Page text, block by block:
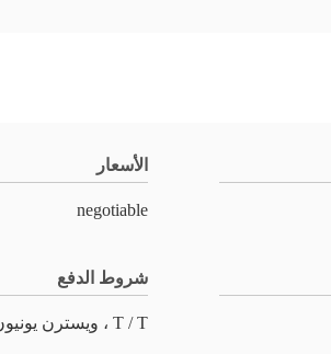
الأسعار
negotiable
شروط الدفع
T / T ، ويسترن يونيون ، L / C.